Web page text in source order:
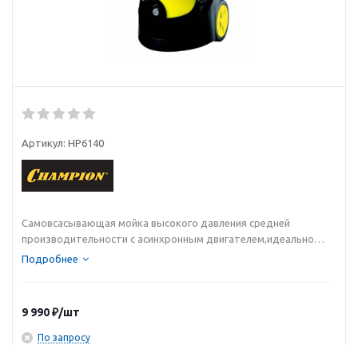
Артикул: HP6140
Самовсасывающая мойка высокого давления средней
производительности с асинхронным двигателем,идеально
подойдет для мытья коттеджей и дач.
Подробнее
9 990₽/шт
По запросу